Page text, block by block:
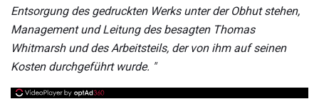
Entsorgung des gedruckten Werks unter der Obhut stehen,
Management und Leitung des besagten Thomas
Whitmarsh und des Arbeitsteils, der von ihm auf seinen
Kosten durchgeführt wurde. "